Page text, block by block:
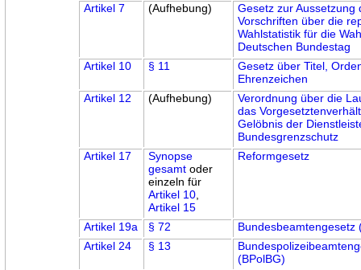
Artikel 7
(Aufhebung)
Gesetz zur Aussetzung
Vorschriften über die
Wahlstatistik für die
Deutschen Bundestag
Artikel 10
§ 11
Gesetz über Titel,
Ehrenzeichen
Artikel 12
(Aufhebung)
Verordnung über die
das
Gelöbnis der
Bundesgrenzschutz
Artikel 17
Synopse
gesamt oder
einzeln für
Artikel 10
Artikel 15
Reformgesetz
Artikel 19a § 72
Bundesbeamtengesetz
Artikel 24
§ 13
(BPolBG)